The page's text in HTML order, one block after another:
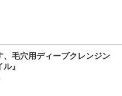
、毛穴用ディープクレンジン
』